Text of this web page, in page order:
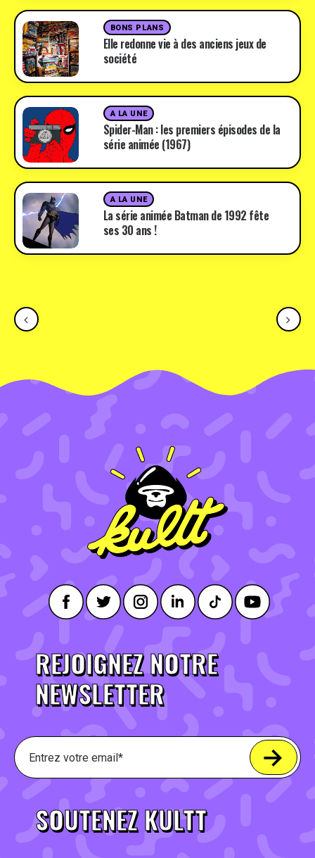
BONS PLANS
Elle redonne vie à des anciens jeux de
société
A LA UNE
Spider-Man : les premiers épisodes de la
série animée (1967)
A LA UNE
La série animée Batman de 1992 fête
ses 30 ans !
REJOIGNEZ NOTRE
NEWSLETTER
SOUTENEZ KULTT